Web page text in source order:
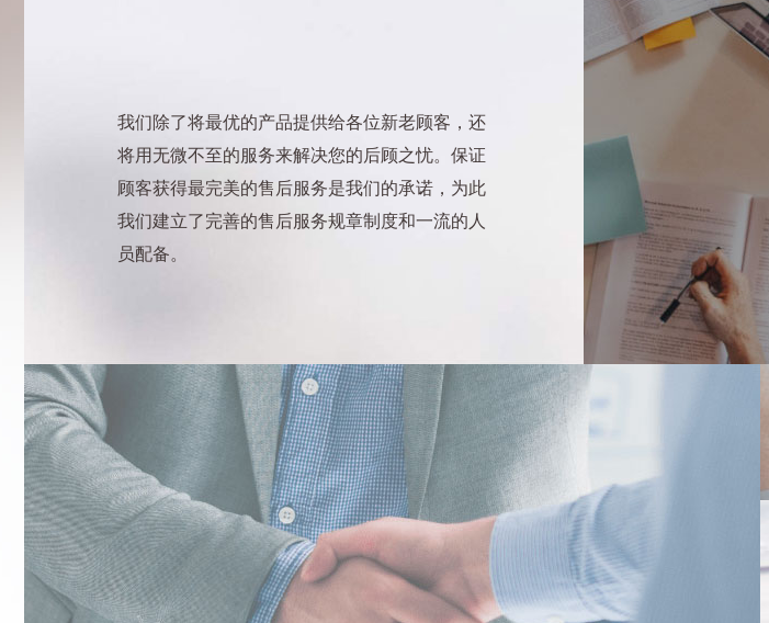
我们除了将最优的产品提供给各位新老顾客，还
将用无微不至的服务来解决您的后顾之忧。保证
顾客获得最完美的售后服务是我们的承诺，为此
我们建立了完善的售后服务规章制度和一流的人
员配备。